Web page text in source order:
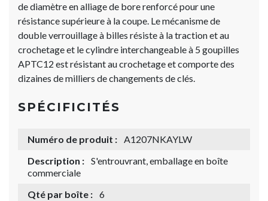
de diamètre en alliage de bore renforcé pour une
résistance supérieure à la coupe. Le mécanisme de
double verrouillage à billes résiste à la traction et au
crochetage et le cylindre interchangeable à 5 goupilles
APTC12 est résistant au crochetage et comporte des
dizaines de milliers de changements de clés.
SPÉCIFICITÉS
Numéro de produit : A1207NKAYLW
Description : S'entrouvrant, emballage en boîte
commerciale
Qté par boîte : 6